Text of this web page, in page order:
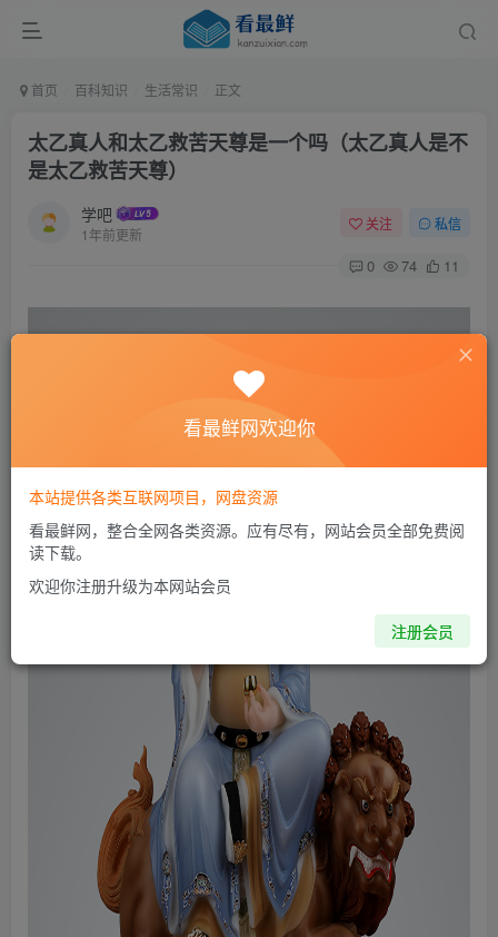
首页 百科知识 生活常识 正文
太乙真人和太乙救苦天尊是一个吗（太乙真人是不
是太乙救苦天尊）
学吧
1年前更新
关注 私信
0 74 11
看最鲜网欢迎你
本站提供各类互联网项目，网盘资源
看最鲜网，整合全网各类资源。应有尽有，网站会员全部免费阅
读下载。
欢迎你注册升级为本网站会员
注册会员